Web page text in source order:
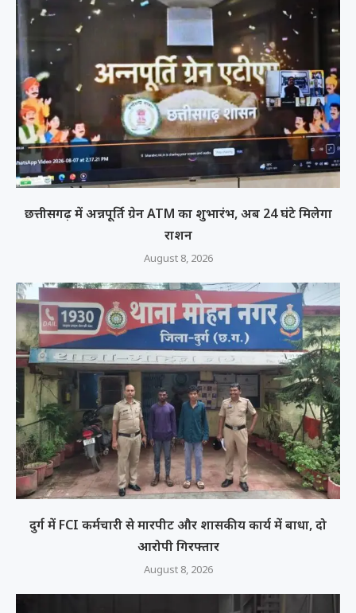
छत्तीसगढ़ में अन्नपूर्ति ग्रेन ATM का शुभारंभ, अब 24 घंटे मिलेगा
राशन
August 8, 2026
दुर्ग में FCI कर्मचारी से मारपीट और शासकीय कार्य में बाधा, दो
आरोपी गिरफ्तार
August 8, 2026